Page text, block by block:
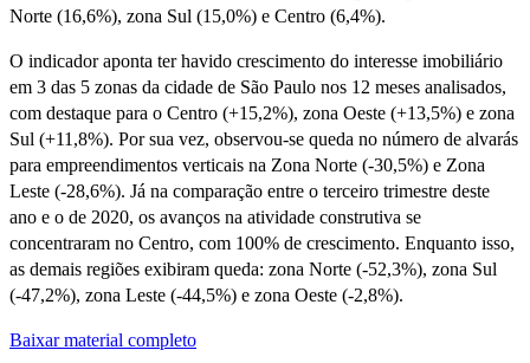
Norte (16,6%), zona Sul (15,0%) e Centro (6,4%).
O indicador aponta ter havido crescimento do interesse imobiliário
em 3 das 5 zonas da cidade de São Paulo nos 12 meses analisados,
com destaque para o Centro (+15,2%), zona Oeste (+13,5%) e zona
Sul (+11,8%). Por sua vez, observou-se queda no número de alvarás
para empreendimentos verticais na Zona Norte (-30,5%) e Zona
Leste (-28,6%). Já na comparação entre o terceiro trimestre deste
ano e o de 2020, os avanços na atividade construtiva se
concentraram no Centro, com 100% de crescimento. Enquanto isso,
as demais regiões exibiram queda: zona Norte (-52,3%), zona Sul
(-47,2%), zona Leste (-44,5%) e zona Oeste (-2,8%).
Baixar material completo